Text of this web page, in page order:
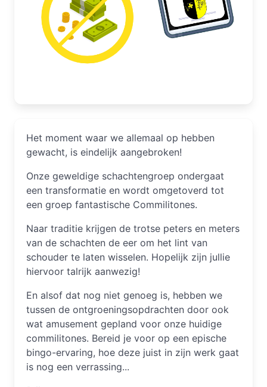
Het moment waar we allemaal op hebben
gewacht, is eindelijk aangebroken!
Onze geweldige schachtengroep ondergaat
een transformatie en wordt omgetoverd tot
een groep fantastische Commilitones.
Naar traditie krijgen de trotse peters en meters
van de schachten de eer om het lint van
schouder te laten wisselen. Hopelijk zijn jullie
hiervoor talrijk aanwezig!
En alsof dat nog niet genoeg is, hebben we
tussen de ontgroeningsopdrachten door ook
wat amusement gepland voor onze huidige
commilitones. Bereid je voor op een epische
bingo-ervaring, hoe deze juist in zijn werk gaat
is nog een verrassing...